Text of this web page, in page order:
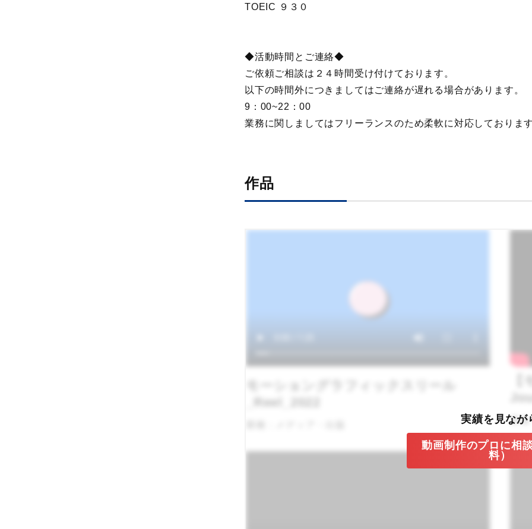
TOEIC ９３０
◆活動時間とご連絡◆
ご依頼ご相談は２４時間受け付けております。
以下の時間外につきましてはご連絡が遅れる場合があります。
9：00~22：00
業務に関しましてはフリーランスのため柔軟に対応しておりま
作品
実績を見なが
動画制作のプロに相
料）
モーショングラフィックスリール
_Reel_2022
業種